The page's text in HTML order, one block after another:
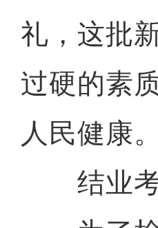
礼，这批
过硬的素
人民健康。
结业考